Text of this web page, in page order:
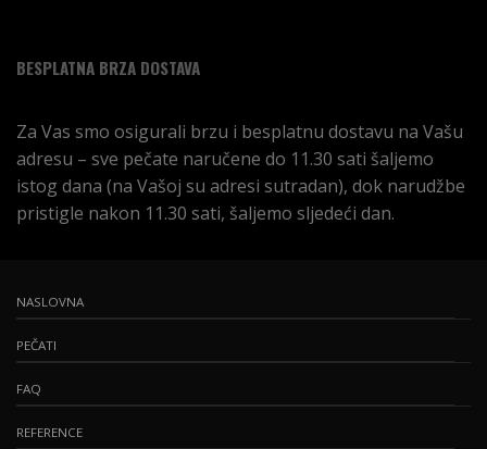
BESPLATNA BRZA DOSTAVA
Za Vas smo osigurali brzu i besplatnu dostavu na Vašu
adresu – sve pečate naručene do 11.30 sati šaljemo
istog dana (na Vašoj su adresi sutradan), dok narudžbe
pristigle nakon 11.30 sati, šaljemo sljedeći dan.
NASLOVNA
PEČATI
FAQ
REFERENCE